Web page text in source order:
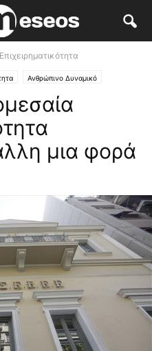
Επιχειρηματικότητα
Ανθρώπινο Δυναμικό
μια φορά